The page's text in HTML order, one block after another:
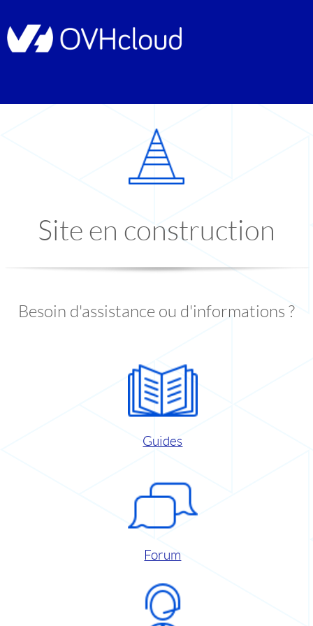
Site en construction
Besoin d'assistance ou d'informations ?
Guides
Forum